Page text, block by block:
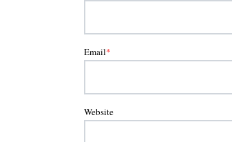
Email*
Website